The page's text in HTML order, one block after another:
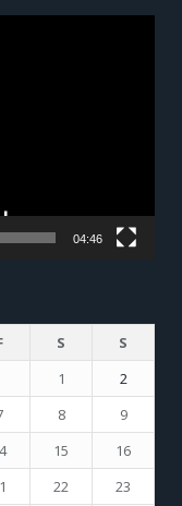
04:46
S S
1
2
8
9
15
16
22
23